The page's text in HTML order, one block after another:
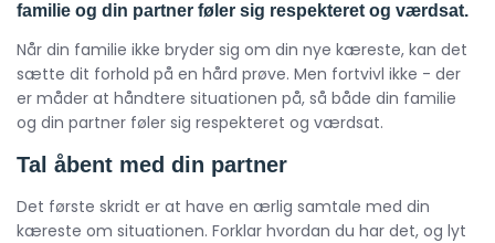
familie og din partner føler sig respekteret og værdsat.
Når din familie ikke bryder sig om din nye kæreste, kan det
sætte dit forhold på en hård prøve. Men fortvivl ikke - der
er måder at håndtere situationen på, så både din familie
og din partner føler sig respekteret og værdsat.
Tal åbent med din partner
Det første skridt er at have en ærlig samtale med din
kæreste om situationen. Forklar hvordan du har det, og lyt